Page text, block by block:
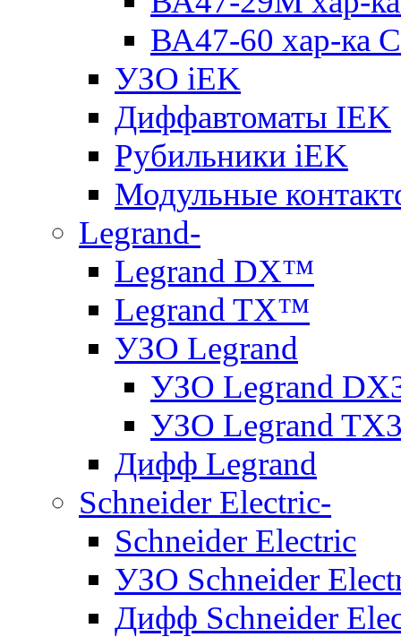
ВА47-60 хар-ка C
УЗО iEK
Диффавтоматы IEK
Рубильники iEK
Модульные
Legrand-
Legrand DX™
Legrand TX™
УЗО Legrand
УЗО Legrand
УЗО Legrand
Дифф Legrand
Schneider Electric-
Schneider Electric
УЗО Schneider
Дифф Schneider